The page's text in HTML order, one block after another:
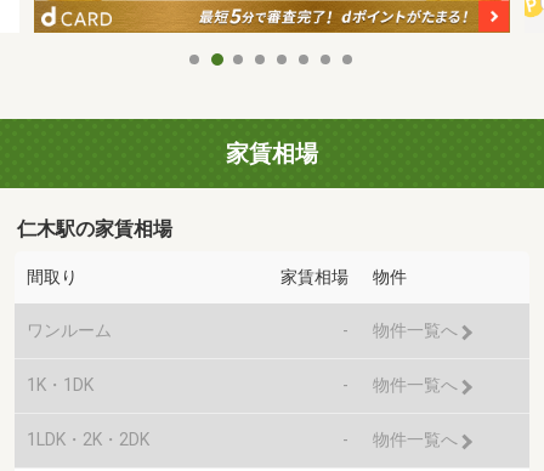
家賃相場
仁木駅の家賃相場
間取り 家賃相場 物件
ワンルーム - 物件一覧へ
1K・1DK - 物件一覧へ
1LDK・2K・2DK - 物件一覧へ